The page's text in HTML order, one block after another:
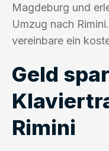
Magdeburg und
Umzug nach
vereinbare ein
Geld
Rimini